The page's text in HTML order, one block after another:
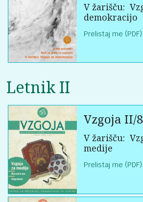
V žarišču:
demokracijo
Prelistaj me (PDF)
Letnik II
Vzgoja II/8
V žarišču:
medije
Prelistaj me (PDF)